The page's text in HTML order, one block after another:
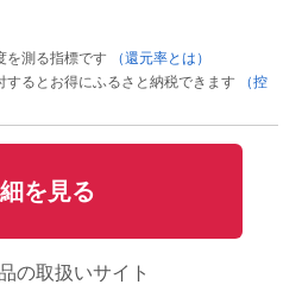
測る指標です
（還元率とは）
るとお得にふるさと納税できます
（控
を見る
の取扱いサイト